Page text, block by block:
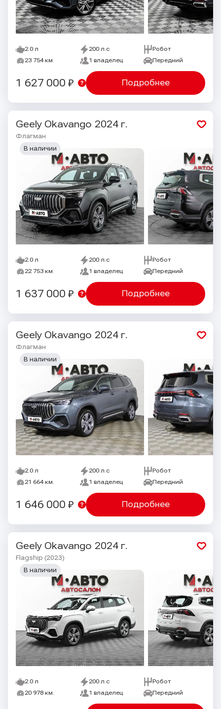
2.0 л 200 л.с
Робот
23 754 км.
1 владелец Передний
Подробнее
1 627 000 ₽
Geely Okavango 2024 г.
Флагман
2.0 л 200 л.с
Робот
22 753 км.
1 владелец Передний
В наличии
Подробнее
1 637 000 ₽
Geely Okavango 2024 г.
Флагман
2.0 л 200 л.с
Робот
21 664 км.
1 владелец Передний
В наличии
Подробнее
1 646 000 ₽
Geely Okavango 2024 г.
Flagship (2023)
2.0 л 200 л.с
Робот
20 978 км.
1 владелец Передний
В наличии